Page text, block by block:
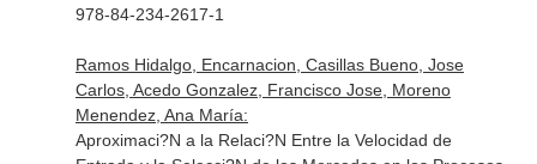
978-84-234-2617-1
Ramos Hidalgo, Encarnacion, Casillas Bueno, Jose
Carlos, Acedo Gonzalez, Francisco Jose, Moreno
Menendez, Ana María:
Aproximaci?N a la Relaci?N Entre la Velocidad de